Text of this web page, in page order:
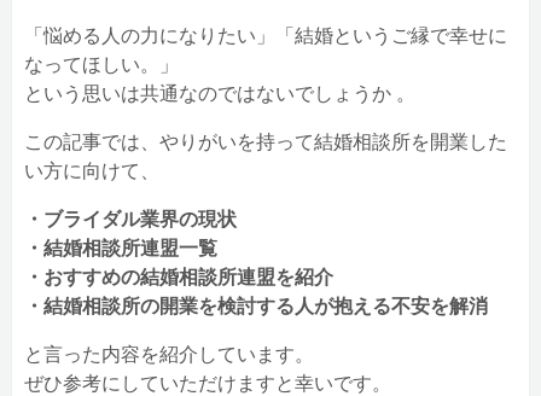
「悩める人の力になりたい」「結婚というご縁で幸せに
なってほしい。」
という思いは共通なのではないでしょうか 。
この記事では、やりがいを持って結婚相談所を開業した
い方に向けて、
・ブライダル業界の現状
・結婚相談所連盟一覧
・おすすめの結婚相談所連盟を紹介
・結婚相談所の開業を検討する人が抱える不安を解消
と言った内容を紹介しています。
ぜひ参考にしていただけますと幸いです。